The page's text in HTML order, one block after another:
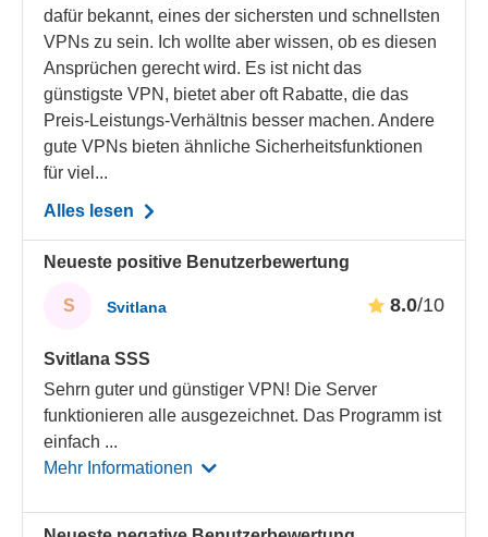
dafür bekannt, eines der sichersten und schnellsten
VPNs zu sein. Ich wollte aber wissen, ob es diesen
Ansprüchen gerecht wird. Es ist nicht das
günstigste VPN, bietet aber oft Rabatte, die das
Preis-Leistungs-Verhältnis besser machen. Andere
gute VPNs bieten ähnliche Sicherheitsfunktionen
für viel...
Alles lesen
Neueste positive Benutzerbewertung
S Svitlana 8.0/10
Svitlana SSS
Sehrn guter und günstiger VPN! Die Server
funktionieren alle ausgezeichnet. Das Programm ist
einfach ...
Mehr Informationen